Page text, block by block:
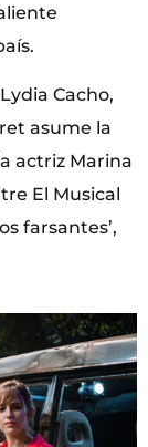
Cacho,
asume la
actriz Marina
El Musical
farsantes’,